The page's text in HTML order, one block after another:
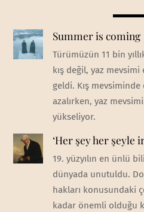
Summer is coming
Türümüzün 11 bin
kış değil, yaz
geldi. Kış mevsiminde
azalırken, yaz
yükseliyor.
‘Her şey her şeyle
19. yüzyılın en ünlü
dünyada unutuldu.
hakları konusundaki
kadar önemli olduğu